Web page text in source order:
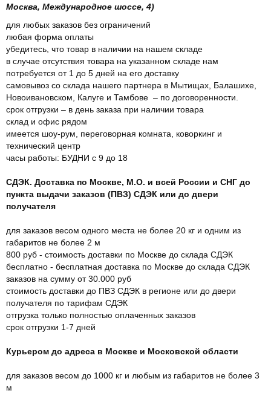
Москва, Международное шоссе, 4)
для любых заказов без ограничений
любая форма оплаты
убедитесь, что товар в наличии на нашем складе
в случае отсутствия товара на указанном складе нам
потребуется от 1 до 5 дней на его доставку
самовывоз со склада нашего партнера в Мытищах, Балашихе,
Новоивановском, Калуге и Тамбове – по договоренности.
срок отгрузки – в день заказа при наличии товара
склад и офис рядом
имеется шоу-рум, переговорная комната, коворкинг и
технический центр
часы работы: БУДНИ с 9 до 18
СДЭК. Доставка по Москве, М.О. и всей России и СНГ до
пункта выдачи заказов (ПВЗ) СДЭК или до двери
получателя
для заказов весом одного места не более 20 кг и одним из
габаритов не более 2 м
800 руб - стоимость доставки по Москве до склада СДЭК
бесплатно - бесплатная доставка по Москве до склада СДЭК
заказов на сумму от 30.000 руб
стоимость доставки до ПВЗ СДЭК в регионе или до двери
получателя по тарифам СДЭК
отгрузка только полностью оплаченных заказов
срок отгрузки 1-7 дней
Курьером до адреса в Москве и Московской области
для заказов весом до 1000 кг и любым из габаритов не более 3
м